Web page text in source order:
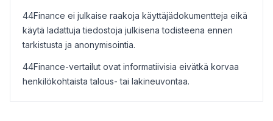
44Finance ei julkaise raakoja käyttäjädokumentteja eikä
käytä ladattuja tiedostoja julkisena todisteena ennen
tarkistusta ja anonymisointia.
44Finance-vertailut ovat informatiivisia eivätkä korvaa
henkilökohtaista talous- tai lakineuvontaa.